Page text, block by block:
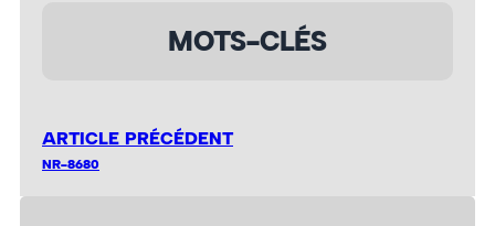
MOTS-CLÉS
ARTICLE PRÉCÉDENT
NR-8680